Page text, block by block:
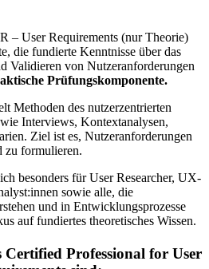
– User Requirements (nur Theorie)
die fundierte Kenntnisse über das
Validieren von Nutzeranforderungen
Prüfungskomponente.
Methoden des nutzerzentrierten
Interviews, Kontextanalysen,
Ziel ist es, Nutzeranforderungen
zu formulieren.
besonders für User Researcher, UX-
sowie alle, die
und in Entwicklungsprozesse
auf fundiertes theoretisches Wissen.
Certified Professional for User